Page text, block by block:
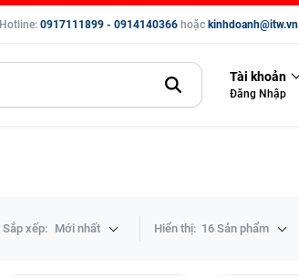
Hotline: 0917111899 - 0914140366 hoặc kinhdoanh@itw.vn
Tài khoản
Đăng Nhập
Sắp xếp: Mới nhất Hiển thị: 16 Sản phẩm